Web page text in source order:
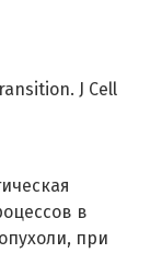
J Cell
в
при